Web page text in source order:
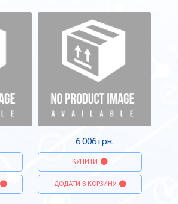
6 006 грн.
КУПИТИ
ДОДАТИ В КОРЗИНУ